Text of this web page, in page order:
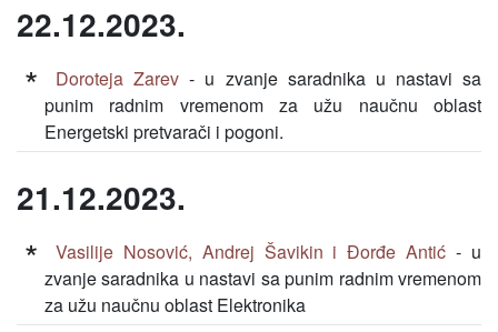
22.12.2023.
Doroteja Zarev- u zvanje saradnika u nastavi sa
punim radnim vremenom za užu naučnu oblast
Energetski pretvarači i pogoni.
21.12.2023.
Vasilije Nosović, Andrej Šavikin i Đorđe Antić- u
zvanje saradnika u nastavi sa punim radnim vremenom
za užu naučnu oblast Elektronika